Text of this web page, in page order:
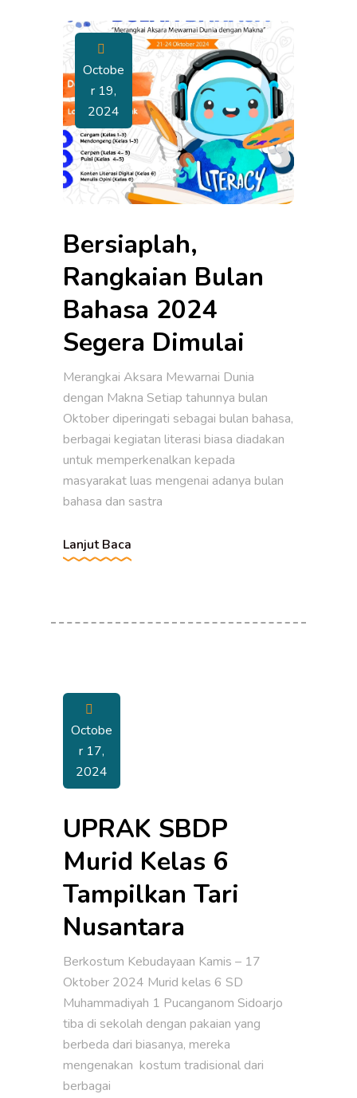
Octobe
R 19,
2024
Bersiaplah,
Rangkaian Bulan
Bahasa 2024
Segera Dimulai
Merangkai Aksara Mewarnai Dunia
dengan Makna Setiap tahunnya bulan
Oktober diperingati sebagai bulan bahasa,
berbagai kegiatan literasi biasa diadakan
untuk memperkenalkan kepada
masyarakat luas mengenai adanya bulan
bahasa dan sastra
Lanjut Baca
Octobe
R 17,
2024
UPRAK SBDP
Murid Kelas 6
Tampilkan Tari
Nusantara
Berkostum Kebudayaan Kamis – 17
Oktober 2024 Murid kelas 6 SD
Muhammadiyah 1 Pucanganom Sidoarjo
tiba di sekolah dengan pakaian yang
berbeda dari biasanya, mereka
mengenakan kostum tradisional dari
berbagai